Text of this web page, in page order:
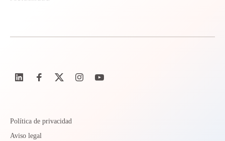
Política de privacidad
Aviso legal